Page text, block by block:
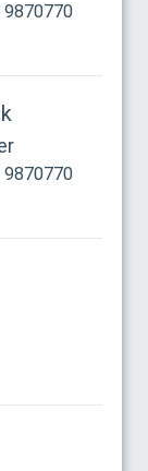
9870770
9870770